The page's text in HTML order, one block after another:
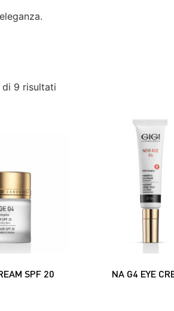
di 9 risultati
SPF 20 NA G4 EYE